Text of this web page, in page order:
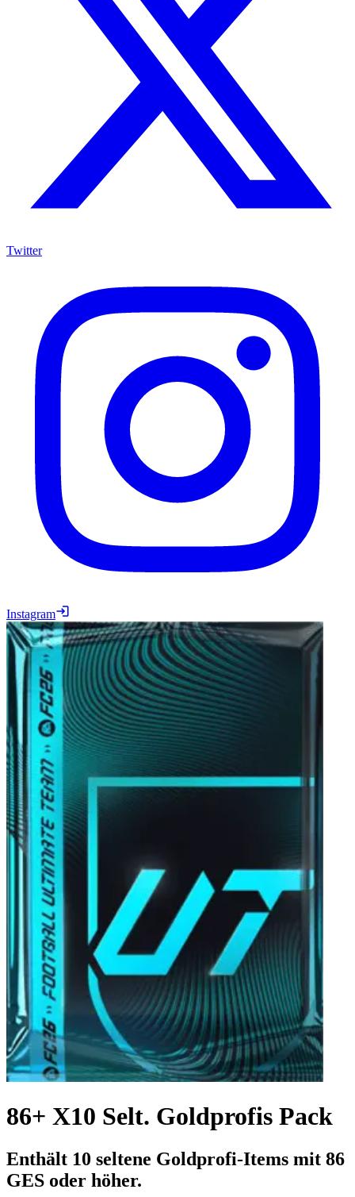
Twitter
Instagram
86+ X10 Selt. Goldprofis Pack
Enthält 10 seltene Goldprofi-Items mit 86
GES oder höher.